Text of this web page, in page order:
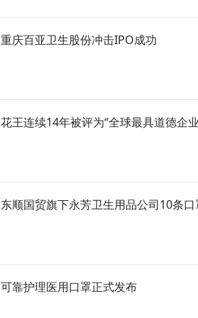
重庆百亚卫生股份冲击IPO成功
花王连续14年被评为“全球最具道德企
东顺国贸旗下永芳卫生用品公司10条
可靠护理医用口罩正式发布